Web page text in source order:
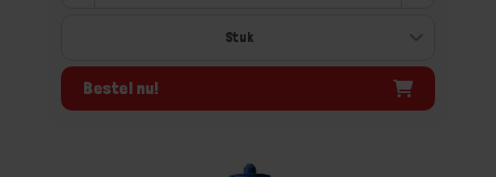
Bestel nu!